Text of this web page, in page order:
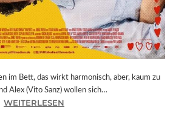
I
N
T
E
R
A
T
I
im Bett, das wirkt harmonisch, aber, kaum zu
Alex (Vito Sanz) wollen sich…
WEITERLESEN